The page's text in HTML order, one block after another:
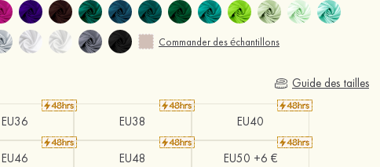
Commander des échantillons
Guide des tailles
EU36 EU38 EU40
EU46 EU48 EU50 +6 €